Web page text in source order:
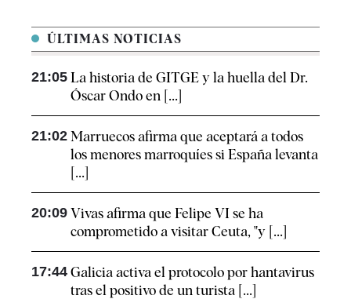
ÚLTIMAS NOTICIAS
21:05 La historia de GITGE y la huella del Dr.
Óscar Ondo en [...]
21:02 Marruecos afirma que aceptará a todos
los menores marroquíes si España levanta
[...]
20:09 Vivas afirma que Felipe VI se ha
comprometido a visitar Ceuta, "y [...]
17:44 Galicia activa el protocolo por hantavirus
tras el positivo de un turista [...]